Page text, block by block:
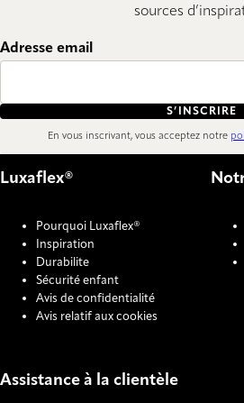
sources
Adresse email
S’INSCRIRE
En vous inscrivant, vous acceptez notre
Luxaflex®
Pourquoi Luxaflex®
Inspiration
Durabilite
Sécurité enfant
Avis de confidentialité
Avis relatif aux cookies
Assistance à la clientèle